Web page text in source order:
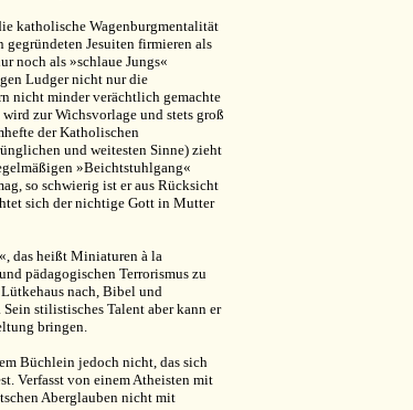
katholische Wagenburgmentalität
gegründeten Jesuiten firmieren als
noch als »schlaue Jungs«
Ludger nicht nur die
nicht minder verächtlich gemachte
zur Wichsvorlage und stets groß
der Katholischen
und weitesten Sinne) zieht
»Beichtstuhlgang«
so schwierig ist er aus Rücksicht
sich der nichtige Gott in Mutter
das heißt Miniaturen à la
pädagogischen Terrorismus zu
nach, Bibel und
stilistisches Talent aber kann er
bringen.
Büchlein jedoch nicht, das sich
Verfasst von einem Atheisten mit
Aberglauben nicht mit